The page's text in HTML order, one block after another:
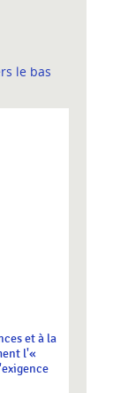
le bas
et à la
l'«